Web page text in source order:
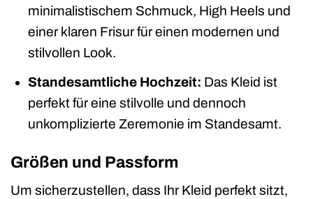
minimalistischem Schmuck, High Heels und
einer klaren Frisur für einen modernen und
stilvollen Look.
Standesamtliche Hochzeit: Das Kleid ist
perfekt für eine stilvolle und dennoch
unkomplizierte Zeremonie im Standesamt.
Größen und Passform
Um sicherzustellen, dass Ihr Kleid perfekt sitzt,